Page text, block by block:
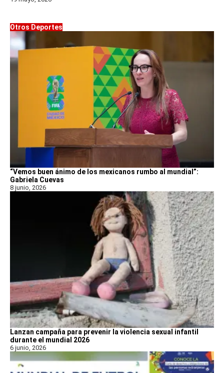
Otros Deportes
“Vemos buen ánimo de los mexicanos rumbo al mundial”:
Gabriela Cuevas
8 junio, 2026
Lanzan campaña para prevenir la violencia sexual infantil
durante el mundial 2026
6 junio, 2026